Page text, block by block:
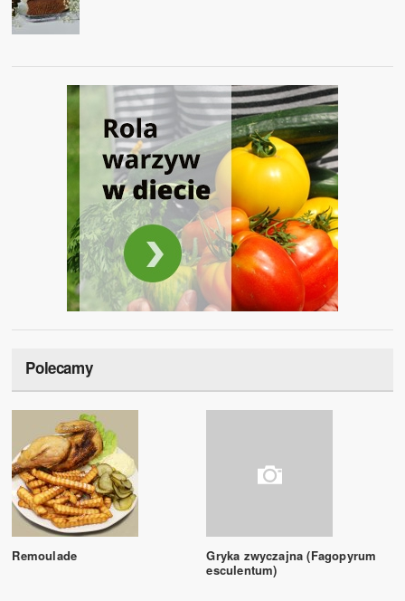
Polecamy
Remoulade
Gryka zwyczajna (Fagopyrum
esculentum)